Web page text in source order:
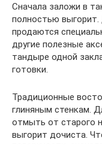
Сначала заложи в
полностью выгорит.
продаются
другие полезные
тандыре одной
готовки.
Традиционные
глиняным стенкам.
отмыть от старого
выгорит дочиста.